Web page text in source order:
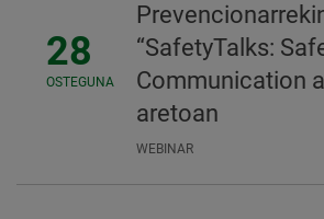
28
OSTEGUNA
“SafetyTalks:
Communication
aretoan
WEBINAR